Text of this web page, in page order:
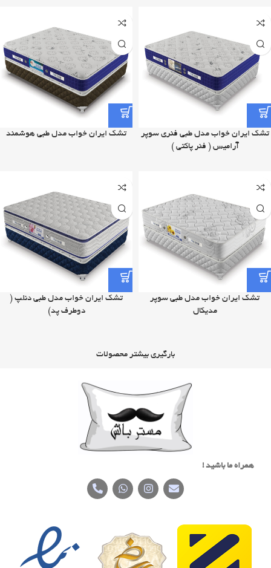
تشک ایران خواب مدل طبی فنری سوپر
آرامیس ( فنر پاکتی )
تشک ایران خواب مدل طبی هوشمند
تشک ایران خواب مدل طبی سوپر
مدیکال
تشک ایران خواب مدل طبی دنلپ (
دوطرف پد)
بارگیری بیشتر محصولات
همراه ما باشید !